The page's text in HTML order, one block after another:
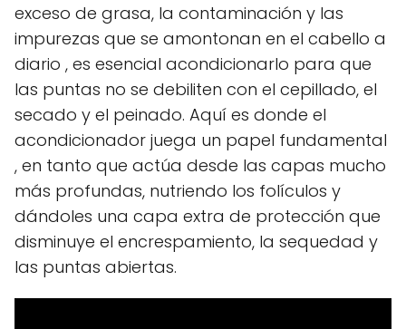
exceso de grasa, la contaminación y las
impurezas que se amontonan en el cabello a
diario , es esencial acondicionarlo para que
las puntas no se debiliten con el cepillado, el
secado y el peinado. Aquí es donde el
acondicionador juega un papel fundamental
, en tanto que actúa desde las capas mucho
más profundas, nutriendo los folículos y
dándoles una capa extra de protección que
disminuye el encrespamiento, la sequedad y
las puntas abiertas.